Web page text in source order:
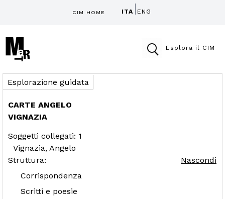
CIM HOME ITA ENG
Esplora il CIM
Esplorazione guidata
CARTE ANGELO
VIGNAZIA
Soggetti collegati: 1
Vignazia, Angelo
Nascondi
Struttura:
Corrispondenza
Scritti e poesie